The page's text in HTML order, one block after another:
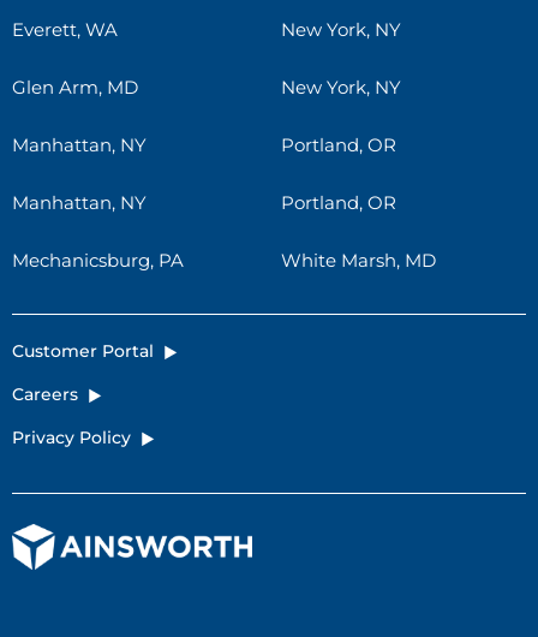
Everett, WA
Glen Arm, MD
Manhattan, NY
Manhattan, NY
Mechanicsburg, PA
New York, NY
New York, NY
Portland, OR
Portland, OR
White Marsh, MD
Customer Portal
Careers
Privacy Policy